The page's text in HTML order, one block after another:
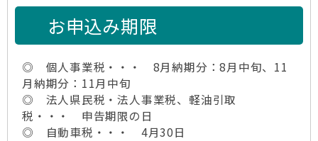
お申込み期限
◎ 個人事業税・・・ 8月納期分：8月中旬、11
月納期分：11月中旬
◎ 法人県民税・法人事業税、軽油引取
税・・・ 申告期限の日
◎ 自動車税・・・ 4月30日